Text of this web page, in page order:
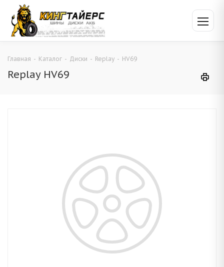
Главная - Каталог - Диски - Replay - HV69
Replay HV69